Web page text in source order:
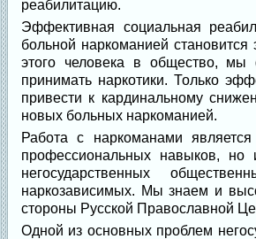
реабилитацию.
Эффективная социальная
больной наркоманией
этого человека в общество,
принимать наркотики. Только
привести к кардинальному
новых больных наркоманией.
Работа с наркоманами
профессиональных навыков,
негосударственных
наркозависимых. Мы знаем и
стороны Русской Православной
Одной из основных проблем